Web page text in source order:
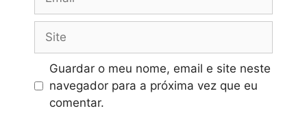
Site
Guardar o meu nome, email e site neste
navegador para a próxima vez que eu
comentar.